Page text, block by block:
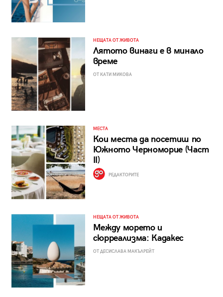
НЕЩАТА ОТ ЖИВОТА
Лятото винаги е в минало
време
ОТ КАТИ МИКОВА
МЕСТА
Кои места да посетиш по
Южното Черноморие (Част
II)
РЕДАКТОРИТЕ
НЕЩАТА ОТ ЖИВОТА
Между морето и
сюрреализма: Кадакес
ОТ ДЕСИСЛАВА МАКЪЛРЕЙТ